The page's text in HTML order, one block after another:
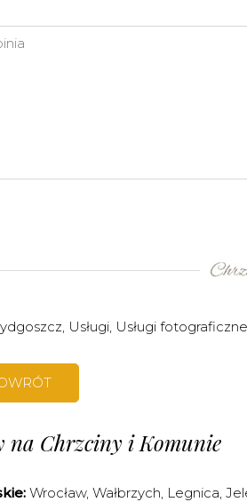
, Usługi, Usługi fotograficzne
na Chrzciny i Komunie
Wrocław, Wałbrzych, Legnica,